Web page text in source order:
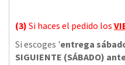
(3) Si haces el pedido los
Si escoges 'entrega
SIGUIENTE (SÁBADO)